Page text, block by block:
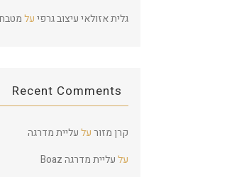
גלית אזולאי עיצוב גרפיעל
Recent Comments
קרן מזורעלעליית מדרגה
Boaz
עלעליית מדרגה